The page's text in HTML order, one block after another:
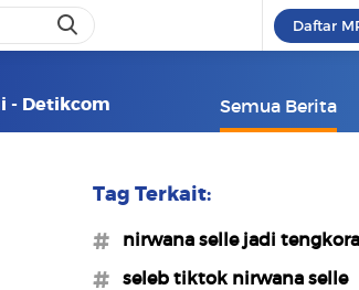
Daftar
- Detikcom Semua Berita
Tag Terkait:
#nirwana selle jadi
#seleb tiktok nirwana selle